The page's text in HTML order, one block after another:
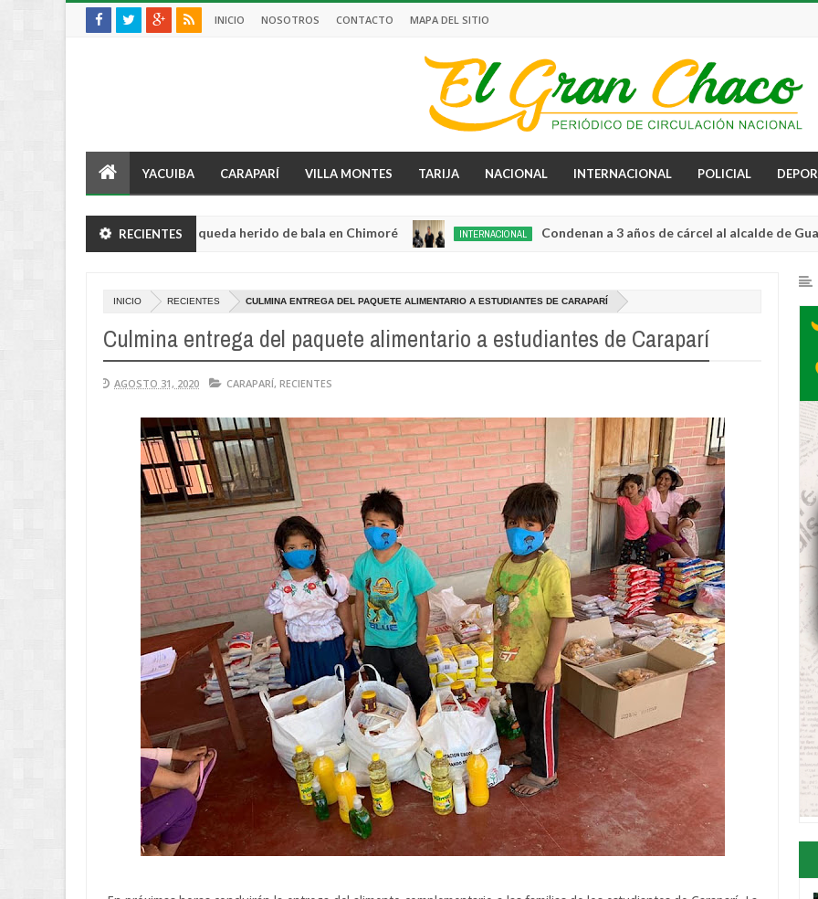
INICIO NOSOTROS CONTACTO MAPA DEL SITIO
YACUIBA CARAPARÍ VILLA MONTES TARIJA NACIONAL INTERNACIONAL POLICIAL
RECIENTES
sufre violento robo y queda herido de bala en Chimoré INTERNACIONAL Condenan a 3 años de cárcel al alcalde de Guayaquil
INICIO RECIENTES CULMINA ENTREGA DEL PAQUETE ALIMENTARIO A ESTUDIANTES DE CARAPARÍ
Culmina entrega del paquete alimentario a estudiantes de Caraparí
AGOSTO 31, 2020 CARAPARÍ, RECIENTES